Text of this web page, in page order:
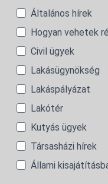
Általános hírek
Hogyan vehetek
Civil ügyek
Lakásügynökség
Lakáspályázat
Lakótér
Kutyás ügyek
Társasházi hírek
Állami